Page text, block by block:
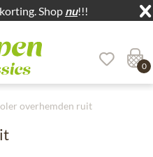
korting. Shop nu!!!
springen
0
overhemden ruit